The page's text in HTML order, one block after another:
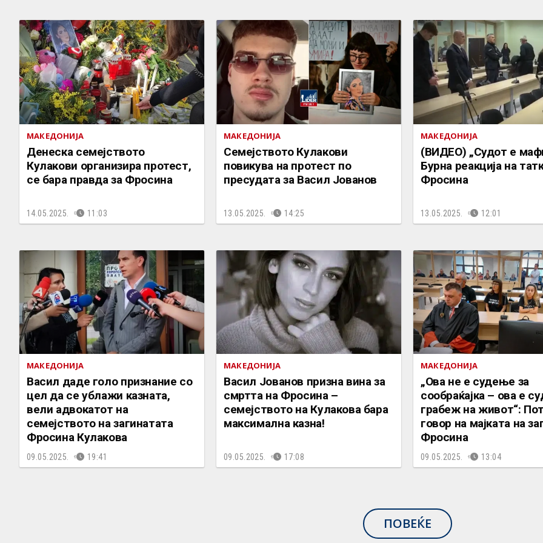
МАКЕДОНИЈА
Денеска семејството
Кулакови организира протест,
се бара правда за Фросина
14.05.2025. 11:03
МАКЕДОНИЈА
Семејството Кулакови
повикува на протест по
пресудата за Васил Јованов
13.05.2025. 14:25
МАКЕДОНИЈА
(ВИДЕО) „Судот е
Бурна реакција на
Фросина
13.05.2025. 12:01
МАКЕДОНИЈА
Васил даде голо признание со
цел да се ублажи казната,
вели адвокатот на
семејството на загинатата
Фросина Кулакова
09.05.2025. 19:41
МАКЕДОНИЈА
Васил Јованов призна вина за
смртта на Фросина –
семејството на Кулакова бара
максимална казна!
09.05.2025. 17:08
МАКЕДОНИЈА
„Ова не е судење за
сообраќајка – ова е
грабеж на живот“:
говор на мајката на
Фросина
09.05.2025. 13:04
ПОВЕЌЕ